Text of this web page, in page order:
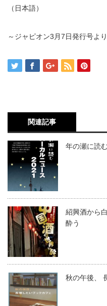
（日本語）
～ジャピオン3月7日発行号より
関連記事
年の瀬に読
紹興酒から
酔う
秋の午後、